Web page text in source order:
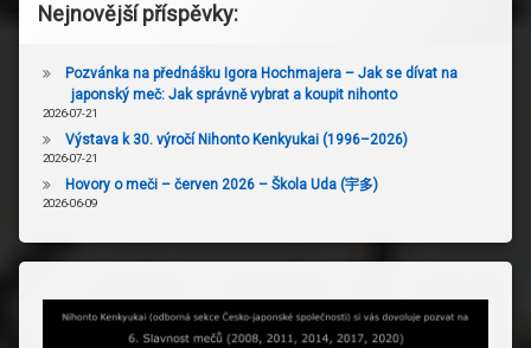
Nejnovější příspěvky:
Pozvánka na přednášku Igora Hochmajera – Jak se dívat na
japonský meč: Jak správně vybrat a koupit nihonto
2026-07-21
Výstava k 30. výročí Nihonto Kenkyukai (1996–2026)
2026-07-21
Hovory o meči – červen 2026 – Škola Uda (宇多)
2026-06-09